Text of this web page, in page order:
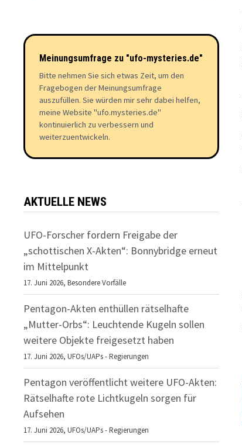
Meinungsumfrage zu "ufo-mysteries.de"
Bitte nehmen Sie sich etwas Zeit, um den
Fragebogen der Meinungsumfrage
auszufüllen. Sie würden mir sehr dabei helfen,
meine Website "ufo.mysteries.de"
kontinuierlich zu verbessern und
weiterzuentwickeln.
AKTUELLE NEWS
UFO-Forscher fordern Freigabe der
„schottischen X-Akten“: Bonnybridge erneut
im Mittelpunkt
17. Juni 2026,Besondere Vorfälle
Pentagon-Akten enthüllen rätselhafte
„Mutter-Orbs“: Leuchtende Kugeln sollen
weitere Objekte freigesetzt haben
17. Juni 2026,UFOs/UAPs - Regierungen
Pentagon veröffentlicht weitere UFO-Akten:
Rätselhafte rote Lichtkugeln sorgen für
Aufsehen
17. Juni 2026,UFOs/UAPs - Regierungen